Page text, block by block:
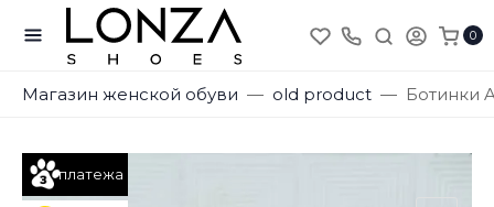
0
Магазин женской обуви old product Ботинки
платежа